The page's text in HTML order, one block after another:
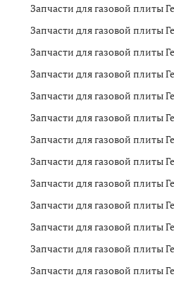
Запчасти для газовой плиты
Запчасти для газовой плиты
Запчасти для газовой плиты
Запчасти для газовой плиты
Запчасти для газовой плиты
Запчасти для газовой плиты
Запчасти для газовой плиты
Запчасти для газовой плиты
Запчасти для газовой плиты
Запчасти для газовой плиты
Запчасти для газовой плиты
Запчасти для газовой плиты
Запчасти для газовой плиты